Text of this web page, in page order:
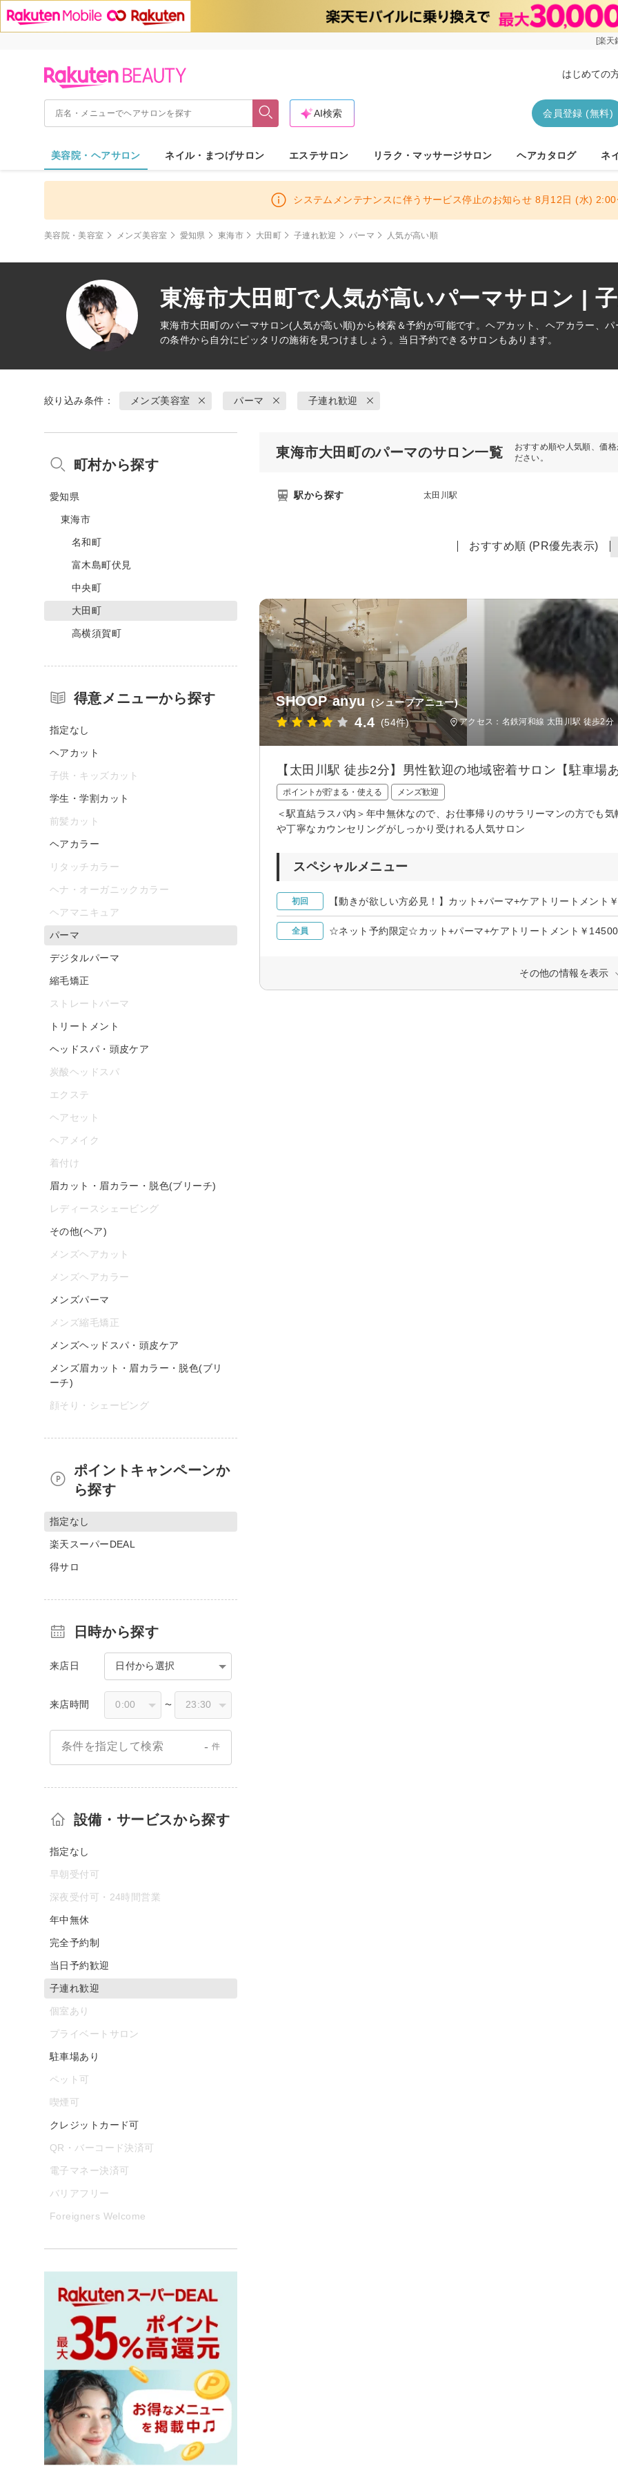
[楽天
はじめての
会員登録 (無料)
AI検索
美容院・ヘアサロン ネイル・まつげサロン エステサロン リラク・マッサージサロン ヘアカタログ ネ
システムメンテナンスに伴うサービス停止のお知らせ 8月12日 (水)
美容院・美容室 メンズ美容室 愛知県 東海市 大田町 子連れ歓迎 パーマ 人気が高い順
東海市大田町で人気が高いパーマサロン |
東海市大田町のパーマサロン(人気が高い順)から検索＆予約が可能です。ヘアカット、ヘアカラー、
の条件から自分にピッタリの施術を見つけましょう。当日予約できるサロンもあります。
絞り込み条件： メンズ美容室 パーマ 子連れ歓迎
東海市大田町のパーマのサロン一覧
おすすめ順や人気順、価
ださい。
駅から探す 太田川駅
おすすめ順 (PR優先表示)
SHOOP anyu (シュープアニュー)
4.4 (54件) アクセス：名鉄河和線 太田川駅 徒歩2分
【太田川駅 徒歩2分】男性歓迎の地域密着サロン【駐車場
ポイントが貯まる・使える メンズ歓迎
＜駅直結ラスパ内＞年中無休なので、お仕事帰りのサラリーマンの方でも
や丁寧なカウンセリングがしっかり受けれる人気サロン
スペシャルメニュー
初回 【動きが欲しい方必見！】カット+パーマ+ケアトリートメント
全員 ☆ネット予約限定☆カット+パーマ+ケアトリートメント￥14500
その他の情報を表示
町村から探す
愛知県
東海市
名和町
富木島町伏見
中央町
大田町
高横須賀町
得意メニューから探す
指定なし
ヘアカット
子供・キッズカット
学生・学割カット
前髪カット
ヘアカラー
リタッチカラー
ヘナ・オーガニックカラー
ヘアマニキュア
パーマ
デジタルパーマ
縮毛矯正
ストレートパーマ
トリートメント
ヘッドスパ・頭皮ケア
炭酸ヘッドスパ
エクステ
ヘアセット
ヘアメイク
着付け
眉カット・眉カラー・脱色(ブリーチ)
レディースシェービング
その他(ヘア)
メンズヘアカット
メンズヘアカラー
メンズパーマ
メンズ縮毛矯正
メンズヘッドスパ・頭皮ケア
メンズ眉カット・眉カラー・脱色(ブリ
ーチ)
顔そり・シェービング
ポイントキャンペーンか
ら探す
指定なし
楽天スーパーDEAL
得サロ
日時から探す
来店日 日付から選択
来店時間 〜
条件を指定して検索 - 件
設備・サービスから探す
指定なし
早朝受付可
深夜受付可・24時間営業
年中無休
完全予約制
当日予約歓迎
子連れ歓迎
個室あり
プライベートサロン
駐車場あり
ペット可
喫煙可
クレジットカード可
QR・バーコード決済可
電子マネー決済可
バリアフリー
Foreigners Welcome